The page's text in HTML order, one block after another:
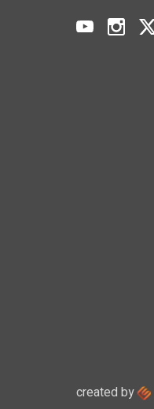
created by